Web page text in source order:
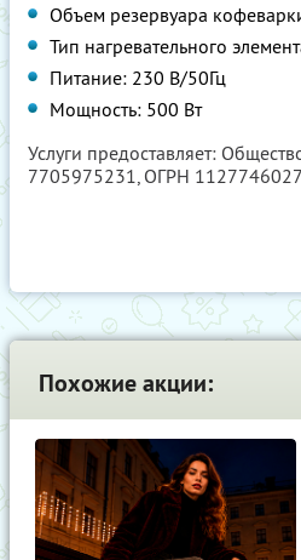
Объем резервуара
Тип нагревательного
Питание: 230 В/50Гц
Мощность: 500 Вт
Услуги предоставляет:
7705975231 , ОГРН
Похожие акции: